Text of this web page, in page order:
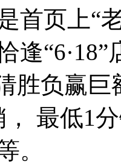
首页上“
逢
胜负赢
最低1
。